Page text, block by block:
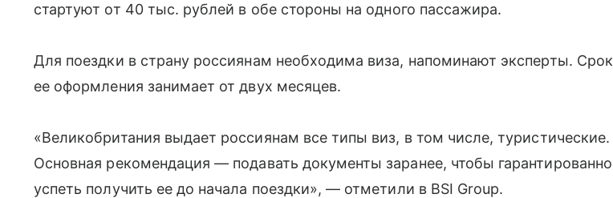
стартуют от 40 тыс. рублей в обе стороны на одного пассажира.
Для поездки в страну россиянам необходима виза, напоминают эксперты. Срок
ее оформления занимает от двух месяцев.
«Великобритания выдает россиянам все типы виз, в том числе, туристические.
Основная рекомендация — подавать документы заранее, чтобы гарантированно
успеть получить ее до начала поездки», — отметили в BSI Group.